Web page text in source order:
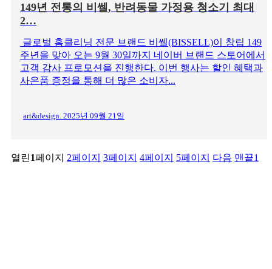
149년 전통의 비쎌, 반려동물 가정용 청소기 최대
2…
글로벌 홈클리닝 전문 브랜드 비쎌(BISSELL)이 창립 149
주년을 맞아 오는 9월 30일까지 네이버 브랜드 스토어에서
고객 감사 프로모션을 진행한다. 이번 행사는 할인 혜택과
사은품 증정을 통해 더 많은 소비자...
art&design. 2025년 09월 21일
열린1페이지 2페이지 3페이지 4페이지 5페이지 다음 맨끝1